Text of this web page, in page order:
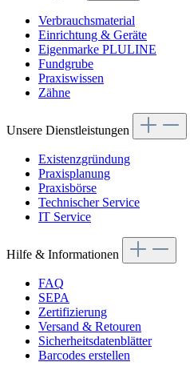
Verbrauchsmaterial
Einrichtung & Geräte
Eigenmarke PLULINE
Fundgrube
Praxiswissen
Zähne
Unsere Dienstleistungen
Existenzgründung
Praxisplanung
Praxisbörse
Technischer Service
IT Service
Hilfe & Informationen
FAQ
SEPA
Zertifizierung
Versand & Retouren
Sicherheitsdatenblätter
Barcodes erstellen